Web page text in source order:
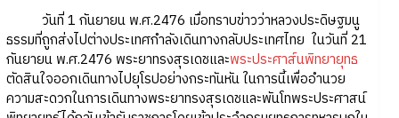
วันที่ 1 กันยายน พ.ศ.2476 เมื่อทราบข่าวว่าหลวงประดิษฐมนู
ธรรมที่ถูกส่งไปต่างประเทศกำลังเดินทางกลับประเทศไทย ในวันที่ 21
กันยายน พ.ศ.2476 พระยาทรงสุรเดชและพระประศาส์นพิทยายุทธ
ตัดสินใจออกเดินทางไปยุโรปอย่างกระทันหัน ในการนี้เพื่ออำนวย
ความสะดวกในการเดินทางพระยาทรงสุรเดชและพันโทพระประศาสน์